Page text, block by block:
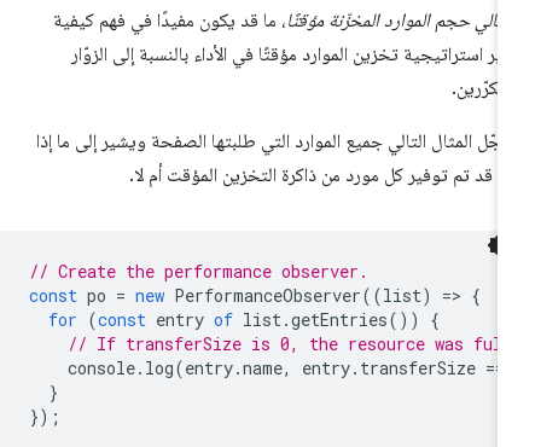
حجم الموارد المخزّنة مؤقتًا، ما قد يكون مفيدًا في فهم كيفية
استراتيجية تخزين الموارد مؤقتًا في الأداء بالنسبة إلى الزوّار
المثال التالي جميع الموارد التي طلبتها الصفحة ويشير إلى ما إذا
قد تم توفير كل مورد من ذاكرة التخزين المؤقت أم لا.
// Create the performance observer.
const po = new PerformanceObserver((list) =
for (const entry of list.getEntries ())
// If transferSize is 0, the resource was
console.log(entry.name, entry.transferSize